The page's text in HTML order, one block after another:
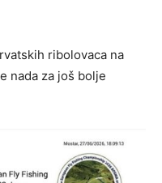
ribolovaca na
nada za još bolje